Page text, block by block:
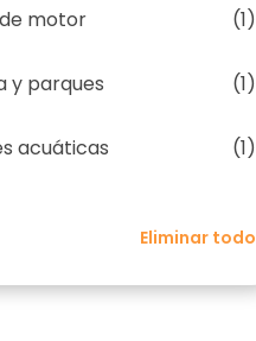
motor (1)
y parques (1)
acuáticas (1)
Eliminar todo